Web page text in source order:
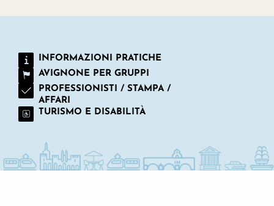
INFORMAZIONI PRATICHE
AVIGNONE PER GRUPPI
PROFESSIONISTI / STAMPA /
AFFARI
TURISMO E DISABILITÀ